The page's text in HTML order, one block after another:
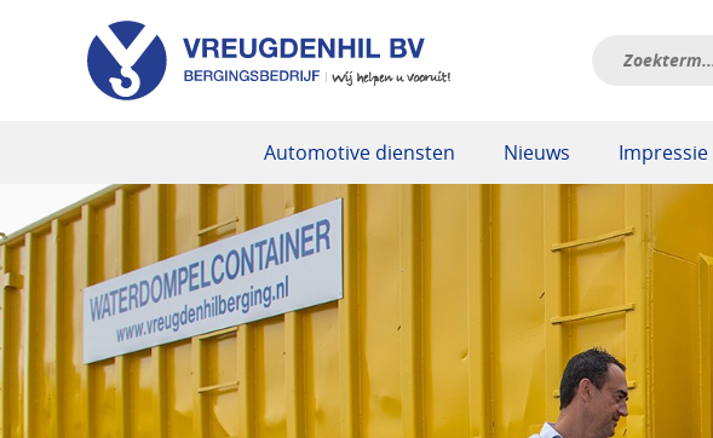
Automotive diensten Nieuws Impressie